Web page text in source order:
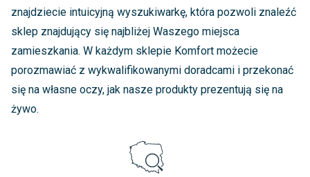
znajdziecie intuicyjną wyszukiwarkę, która pozwoli znaleźć
sklep znajdujący się najbliżej Waszego miejsca
zamieszkania. W każdym sklepie Komfort możecie
porozmawiać z wykwalifikowanymi doradcami i przekonać
się na własne oczy, jak nasze produkty prezentują się na
żywo.